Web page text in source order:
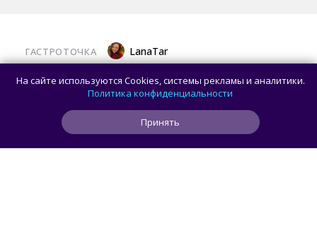
ГАСТРОТОЧКА LanaTar
Хочешь тропический мист для тела?
Делай заказ в OMG Coffee
На сайте используются Cookies, системы рекламы и аналитики.
Политика конфиденциальности
Принять